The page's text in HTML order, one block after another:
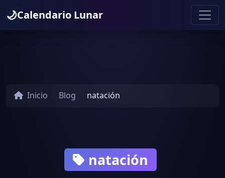
🌙Calendario Lunar
Inicio Blog natación
natación